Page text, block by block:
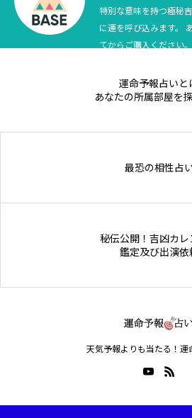
テニス四大大会・五輪
特別な意味を持つ極秘
に運を呼び込みます。
てからご購入ください。
運命予報占いと
あなたの所属部屋を
最恐の相性占
秘伝公開！吉凶カレ
鑑定及び出演依
天気予報よりも当たる！運